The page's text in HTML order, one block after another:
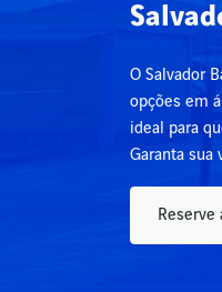
O Salvador
opções em
ideal para
Garanta sua
Reserve